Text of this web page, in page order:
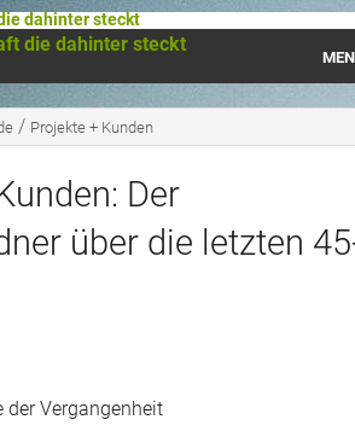
dahinter steckt
die dahinter steckt
/ Projekte + Kunden
Der
über die letzten
der Vergangenheit